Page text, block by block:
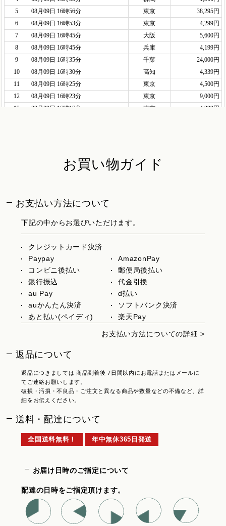
お買い物ガイド
お支払い方法について
下記の中からお選びいただけます。
クレジットカード決済
Paypay
AmazonPay
コンビニ後払い
郵便局後払い
銀行振込
代金引換
au Pay
d払い
auかんたん決済
ソフトバンク決済
あと払い(ペイディ)
楽天Pay
お支払い方法についての詳細 >
返品について
返品につきましては 商品到着後 7日間以内にお電話またはメールに
てご連絡お願いします。
破損・汚損・不良品・ご注文と異なる商品や数量などの不備など、詳
細をお伝えください。
送料・配達について
全国送料無料！ 年中無休365日発送
お届け日時のご指定について
配達の日時をご指定頂けます。